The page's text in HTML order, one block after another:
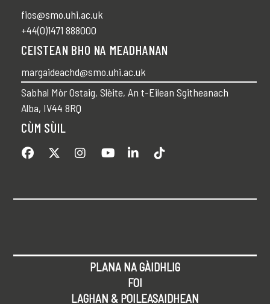
fios@smo.uhi.ac.uk
+44(0)1471 888000
CEISTEAN BHO NA MEADHANAN
margaideachd@smo.uhi.ac.uk
Sabhal Mòr Ostaig, Slèite, An t-Eilean Sgitheanach
Alba, IV44 8RQ
CÙM SÙIL
PLANA NA GÀIDHLIG
FOI
LAGHAN & POILEASAIDHEAN